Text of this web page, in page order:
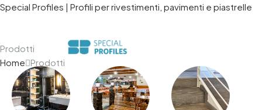
Special Profiles | Profili per rivestimenti, pavimenti e piastrelle
Prodotti
Home Prodotti